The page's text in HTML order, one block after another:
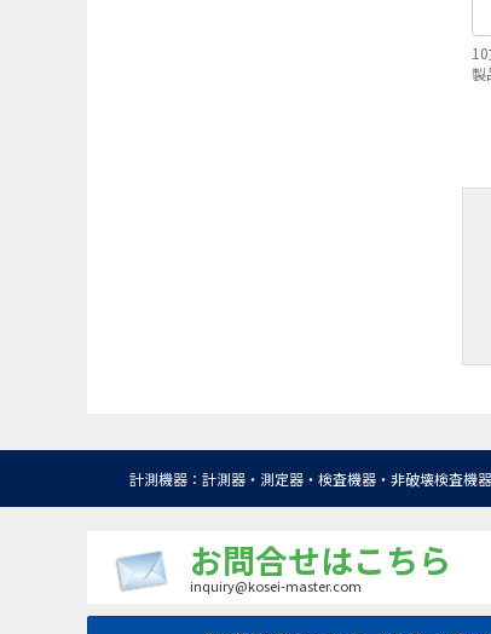
製
計測機器：計測器・測定器・検査機器・非破壊検査
お問合せはこちら
inquiry@kosei-master.com